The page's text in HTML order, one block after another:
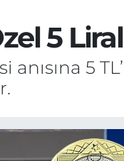
5
anısına 5